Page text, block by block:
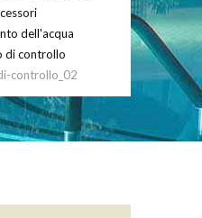
dell'acqua
di controllo
controllo_02